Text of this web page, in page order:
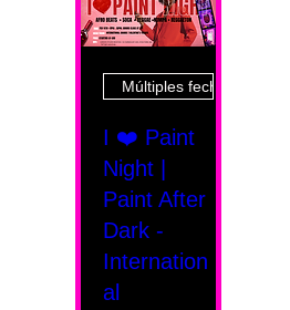
Múltiples fechas
I ❤️ Paint
Night |
Paint After
Dark -
Internation
al